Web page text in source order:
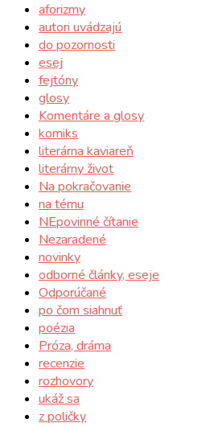
aforizmy
autori uvádzajú
do pozornosti
esej
fejtóny
glosy
Komentáre a glosy
komiks
literárna kaviareň
literárny život
Na pokračovanie
na tému
NEpovinné čítanie
Nezaradené
novinky
odborné články, eseje
Odporúčané
po čom siahnuť
poézia
Próza, dráma
recenzie
rozhovory
ukáž sa
z poličky